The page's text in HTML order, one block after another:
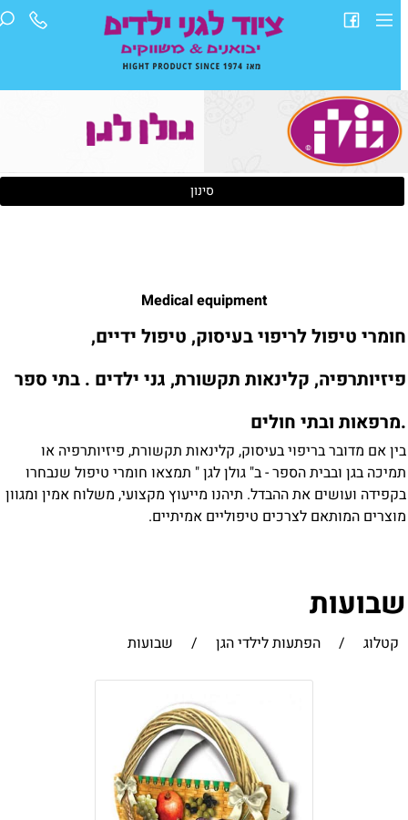
סינון
Medical equipment
טיפול לריפוי בעיסוק, טיפול ידיים,
קלינאות תקשורת, גני ילדים . בתי ספר
ובתי חולים
אם מדובר בריפוי בעיסוק, קלינאות תקשורת, פיזיותרפיה או
בגן ובבית הספר - ב" גולן לגן " תמצאו חומרי טיפול שנבחרו
ועושים את ההבדל. תיהנו מייעוץ מקצועי, משלוח אמין ומגוון
המותאם לצרכים טיפוליים אמיתיים.
קטלוג / הפתעות לילדי הגן / שבועות